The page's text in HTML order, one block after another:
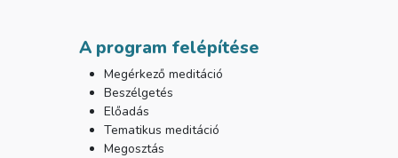
Aprogram felépítése
Megérkező meditáció
Beszélgetés
Előadás
Tematikus meditáció
Megosztás